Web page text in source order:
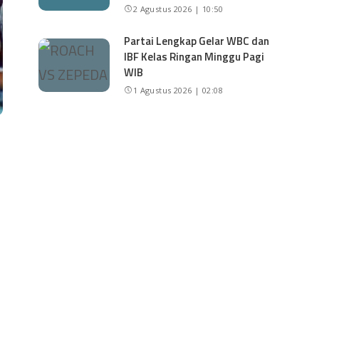
2 Agustus 2026 | 10:50
Partai Lengkap Gelar WBC dan
IBF Kelas Ringan Minggu Pagi
WIB
1 Agustus 2026 | 02:08